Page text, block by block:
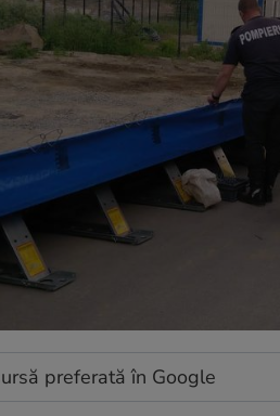
preferată în Google